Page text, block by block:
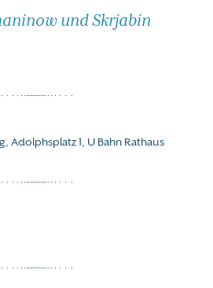
und Skrjabin
Adolphsplatz 1, U Bahn Rathaus